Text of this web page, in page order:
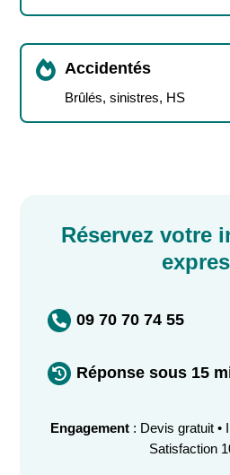
 Accidentés
Brûlés, sinistres, HS
Réservez votre
 09 70 70 74 55
 Réponse sous 15
Engagement : Devis gratuit •
Satisfaction